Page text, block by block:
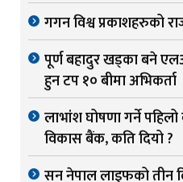
गगन विश्व प्रकाशहरुको
पूर्ण बहादुर खड्का बने
हुन टप १० बीमा अभिकर्ता
लाभांश घोषणा गर्ने
विकास बैंक, कति दियो ?
सन नेपाल लाइफको तीन